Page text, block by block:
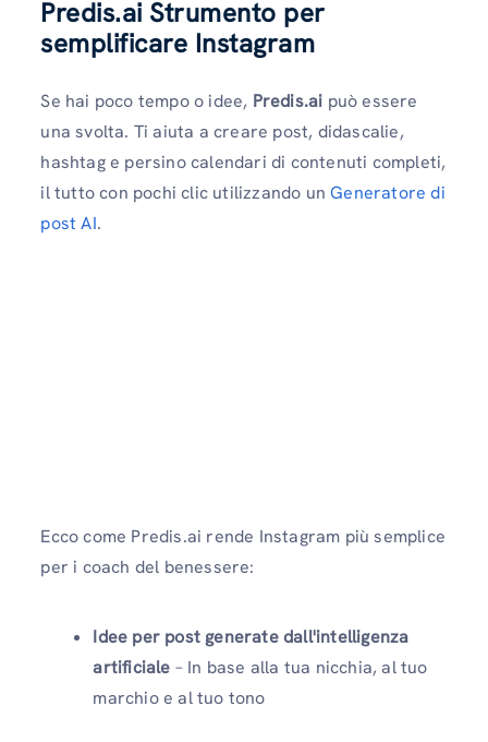
Predis.ai Strumento per
semplificare Instagram
Se hai poco tempo o idee, Predis.ai può essere
una svolta. Ti aiuta a creare post, didascalie,
hashtag e persino calendari di contenuti completi,
il tutto con pochi clic utilizzando unGeneratore di
post AI.
Ecco come Predis.ai rende Instagram più semplice
per i coach del benessere:
Idee per post generate dall'intelligenza
artificiale – In base alla tua nicchia, al tuo
marchio e al tuo tono